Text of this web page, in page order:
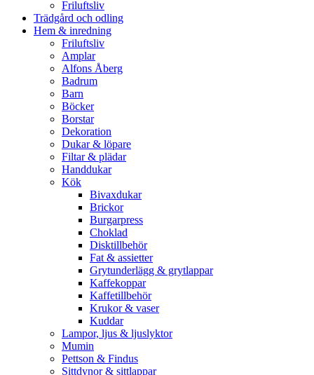
Friluftsliv
Trädgård och odling
Hem & inredning
Friluftsliv
Amplar
Alfons Åberg
Badrum
Barn
Böcker
Borstar
Dekoration
Dukar & löpare
Filtar & plädar
Handdukar
Kök
Bivaxdukar
Brickor
Burgarpress
Choklad
Disktillbehör
Fat & assietter
Grytunderlägg & grytlappar
Kaffekoppar
Kaffetillbehör
Krukor & vaser
Kuddar
Lampor, ljus & ljuslyktor
Mumin
Pettson & Findus
Sittdynor & sittlappar